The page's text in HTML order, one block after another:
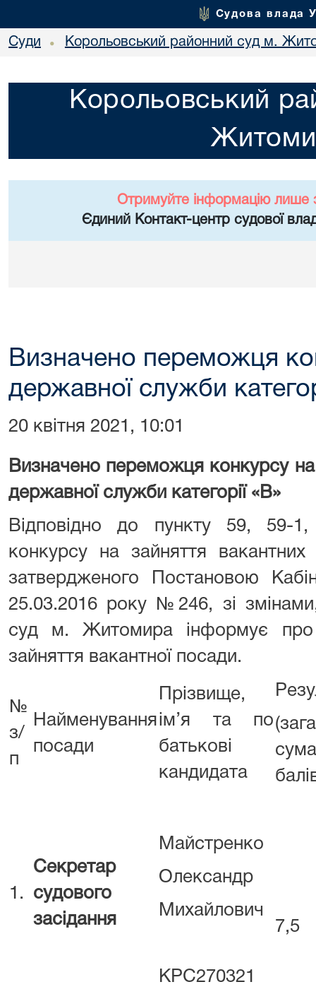
Судова влада
Суди • Корольовський районний суд м.
Корольовський
Отримуйте інформацію лише
Єдиний Контакт-центр судової
Визначено переможця
державної служби
20 квітня 2021, 10:01
Визначено переможця конкурсу
державної служби категорії «В»
Відповідно до пункту 59, 59-
конкурсу на зайняття
затвердженого Постановою
25.03.2016 року №246, зі
суд м. Житомира інформує
зайняття вакантної посади.
№
з/
п
Найменування
посади
Прізвище,
ім’я та по
батькові
кандидата
сума
1.
Секретар
судового
засідання
Майстренко
Олександр
Михайлович
КРС270321
7,5